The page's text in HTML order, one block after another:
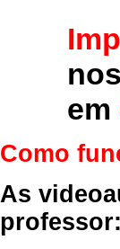
em
Como
As
professor: